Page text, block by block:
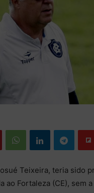
Teixeira, teria sido
ao Fortaleza (CE), sem a